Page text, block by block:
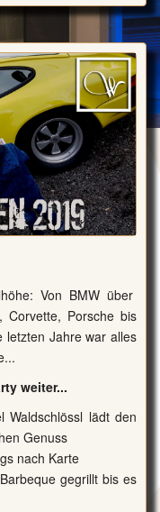
Von BMW über
Corvette, Porsche bis
letzten Jahre war alles
weiter...
Waldschlössl lädt den
Genuss
nach Karte
gegrillt bis es